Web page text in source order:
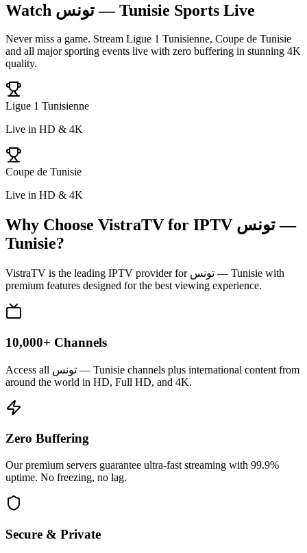
Watch تونس — Tunisie Sports Live
Never miss a game. Stream Ligue 1 Tunisienne, Coupe de Tunisie
and all major sporting events live with zero buffering in stunning 4K
quality.
Ligue 1 Tunisienne
Live in HD & 4K
Coupe de Tunisie
Live in HD & 4K
Why Choose VistraTV for IPTV تونس —
Tunisie?
VistraTV is the leading IPTV provider for تونس — Tunisie with
premium features designed for the best viewing experience.
10,000+ Channels
Access all تونس — Tunisie channels plus international content from
around the world in HD, Full HD, and 4K.
Zero Buffering
Our premium servers guarantee ultra-fast streaming with 99.9%
uptime. No freezing, no lag.
Secure & Private